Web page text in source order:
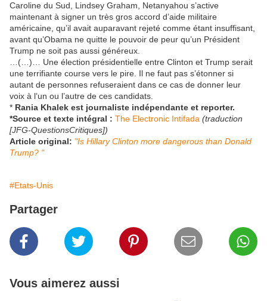
Caroline du Sud, Lindsey Graham, Netanyahou s’active
maintenant à signer un très gros accord d’aide militaire
américaine, qu’il avait auparavant rejeté comme étant insuffisant,
avant qu’Obama ne quitte le pouvoir de peur qu’un Président
Trump ne soit pas aussi généreux.
…(…)… Une élection présidentielle entre Clinton et Trump serait
une terrifiante course vers le pire. Il ne faut pas s’étonner si
autant de personnes refuseraient dans ce cas de donner leur
voix à l’un ou l’autre de ces candidats.
* Rania Khalek est journaliste indépendante et reporter.
*Source et texte intégral : The Electronic Intifada (traduction
[JFG-QuestionsCritiques])
Article original: "Is Hillary Clinton more dangerous than Donald
Trump? "
#Etats-Unis
Partager
Vous aimerez aussi